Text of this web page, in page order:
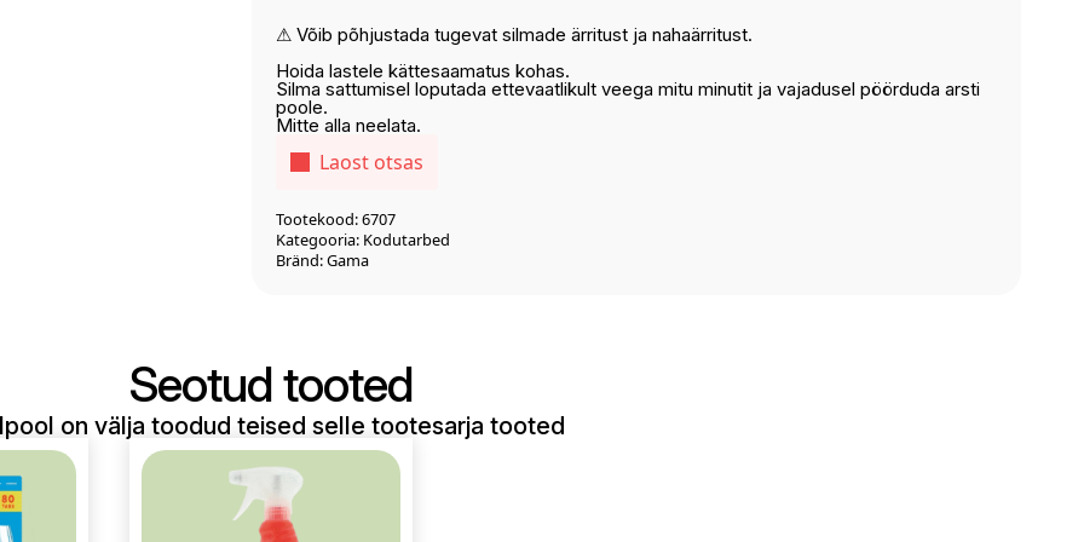
⚠ Võib põhjustada tugevat silmade ärritust ja nahaärritust.
Hoida lastele kättesaamatus kohas.
Silma sattumisel loputada ettevaatlikult veega mitu minutit ja vajadusel pöörduda arsti
poole.
Mitte alla neelata.
Laost otsas
Tootekood:6707
Kategooria: Kodutarbed
Bränd:Gama
Seotud tooted
on välja toodud teised selle tootesarja tooted